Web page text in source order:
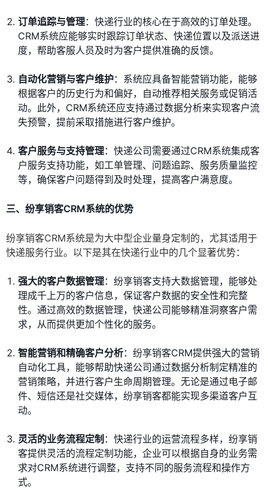
订单追踪与管理：快递行业的核心在于高效的订单处理。
CRM系统应能够实时跟踪订单状态、快递位置以及派送进
度，帮助客服人员及时为客户提供准确的反馈。
自动化营销与客户维护：系统应具备智能营销功能，能够
根据客户的历史行为和偏好，自动推荐相关服务或促销活
动。此外，CRM系统还应支持通过数据分析来实现客户流
失预警，提前采取措施进行客户维护。
客户服务与支持管理：快递公司需要通过CRM系统集成客
户服务支持功能，如工单管理、问题追踪、服务质量监控
等，确保客户问题得到及时处理，提高客户满意度。
三、纷享销客CRM系统的优势
纷享销客CRM系统是为大中型企业量身定制的，尤其适用于
快递服务行业。以下是其在快递行业中的几个显著优势：
强大的客户数据管理：纷享销客支持大数据管理，能够处
理成千上万的客户信息，保证客户数据的安全性和完整
性。通过高效的数据管理，快递公司能够精准洞察客户需
求，从而提供更加个性化的服务。
智能营销和精确客户分析：纷享销客CRM提供强大的营销
自动化工具，能够帮助快递公司通过数据分析制定精准的
营销策略，并进行客户生命周期管理。无论是通过电子邮
件、短信还是社交媒体，纷享销客都能实现多渠道客户互
动。
灵活的业务流程定制 ：快递行业的运营流程多样，纷享销
客提供灵活的流程定制功能，企业可以根据自身的业务需
求对CRM系统进行调整，支持不同的服务流程和操作方
式。